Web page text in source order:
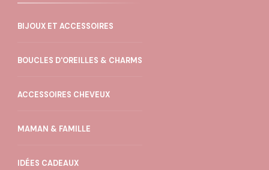
plusieurs
variations.
options
choisies
la
BIJOUX ET ACCESSOIRES
BOUCLES D'OREILLES & CHARMS
ACCESSOIRES CHEVEUX
MAMAN & FAMILLE
IDÉES CADEAUX